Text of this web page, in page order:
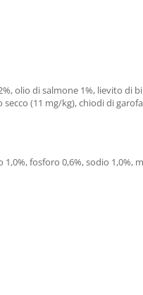
olio di salmone 1%, lievito di
(11 mg/kg), chiodi di
fosforo 0,6%, sodio 1,0%,